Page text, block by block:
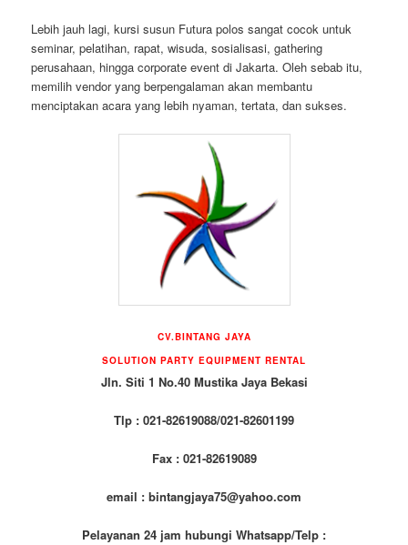
Lebih jauh lagi, kursi susun Futura polos sangat cocok untuk
seminar, pelatihan, rapat, wisuda, sosialisasi, gathering
perusahaan, hingga corporate event di Jakarta. Oleh sebab itu,
memilih vendor yang berpengalaman akan membantu
menciptakan acara yang lebih nyaman, tertata, dan sukses.
CV.BINTANG JAYA
SOLUTION PARTY EQUIPMENT RENTAL
Jln. Siti 1 No.40 Mustika Jaya Bekasi
Tlp : 021-82619088/021-82601199
Fax : 021-82619089
email : bintangjaya75@yahoo.com
Pelayanan 24 jam hubungi Whatsapp/Telp :